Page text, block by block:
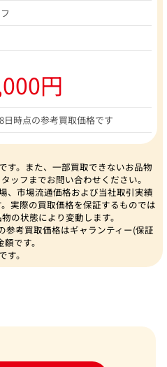
円
日時点の参考買取価格です
す。また、一部買取できないお品物
ッフまでお問い合わせください。
、市場流通価格および当社取引実績
実際の買取価格を保証するものでは
の状態により変動します。
参考買取価格はギャランティー(保証
です。
。